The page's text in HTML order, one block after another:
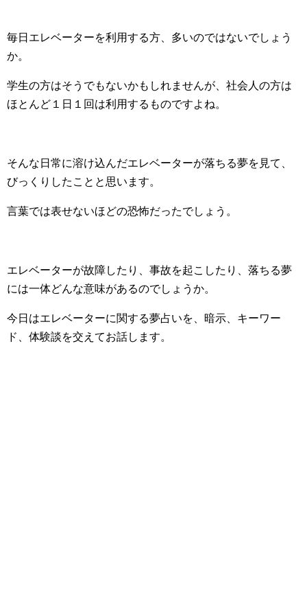
毎日エレベーターを利用する方、多いのではないでしょう
か。
学生の方はそうでもないかもしれませんが、社会人の方は
ほとんど１日１回は利用するものですよね。
そんな日常に溶け込んだエレベーターが落ちる夢を見て、
びっくりしたことと思います。
言葉では表せないほどの恐怖だったでしょう。
エレベーターが故障したり、事故を起こしたり、落ちる夢
には一体どんな意味があるのでしょうか。
今日はエレベーターに関する夢占いを、暗示、キーワー
ド、体験談を交えてお話します。